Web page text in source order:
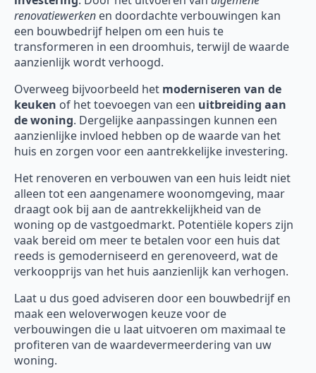
renovatiewerken en doordachte verbouwingen kan
een bouwbedrijf helpen om een huis te
transformeren in een droomhuis, terwijl de waarde
aanzienlijk wordt verhoogd.
Overweeg bijvoorbeeld het moderniseren van de
keuken of het toevoegen van een uitbreiding aan
de woning. Dergelijke aanpassingen kunnen een
aanzienlijke invloed hebben op de waarde van het
huis en zorgen voor een aantrekkelijke investering.
Het renoveren en verbouwen van een huis leidt niet
alleen tot een aangenamere woonomgeving, maar
draagt ook bij aan de aantrekkelijkheid van de
woning op de vastgoedmarkt. Potentiële kopers zijn
vaak bereid om meer te betalen voor een huis dat
reeds is gemoderniseerd en gerenoveerd, wat de
verkoopprijs van het huis aanzienlijk kan verhogen.
Laat u dus goed adviseren door een bouwbedrijf en
maak een weloverwogen keuze voor de
verbouwingen die u laat uitvoeren om maximaal te
profiteren van de waardevermeerdering van uw
woning.